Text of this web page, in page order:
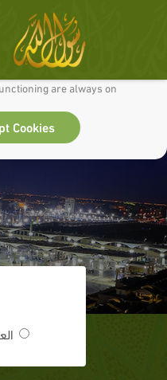
we can continually improve it.
are always on
Cookies